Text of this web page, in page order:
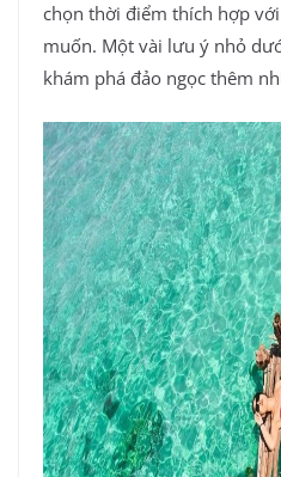
chọn thời điểm thích hợp
muốn. Một vài lưu ý nhỏ
khám phá đảo ngọc thêm